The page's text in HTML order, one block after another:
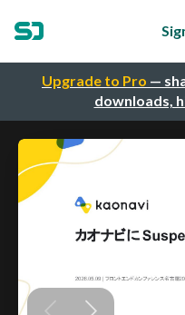
Upgrade to Pro —
downloads,